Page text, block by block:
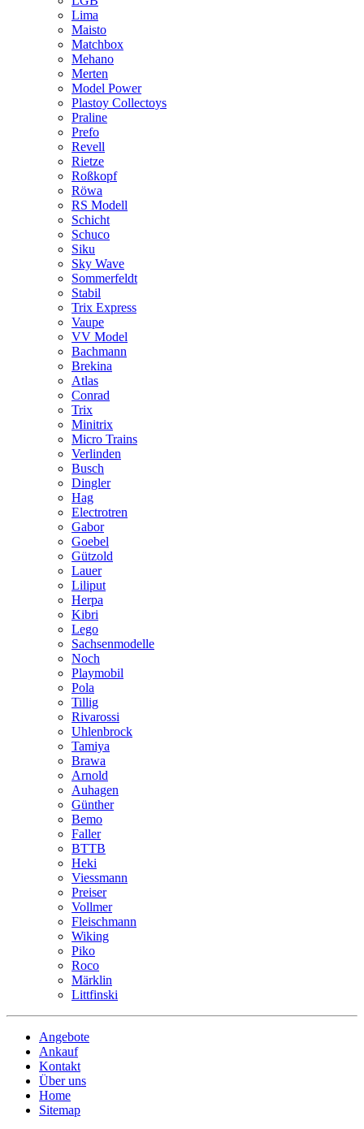
Lima
Maisto
Matchbox
Mehano
Merten
Model Power
Plastoy Collectoys
Praline
Prefo
Revell
Rietze
Roßkopf
Röwa
RS Modell
Schicht
Schuco
Siku
Sky Wave
Sommerfeldt
Stabil
Trix Express
Vaupe
VV Model
Bachmann
Brekina
Atlas
Conrad
Trix
Minitrix
Micro Trains
Verlinden
Busch
Dingler
Hag
Electrotren
Gabor
Goebel
Gützold
Lauer
Liliput
Herpa
Kibri
Lego
Sachsenmodelle
Noch
Playmobil
Pola
Tillig
Rivarossi
Uhlenbrock
Tamiya
Brawa
Arnold
Auhagen
Günther
Bemo
Faller
BTTB
Heki
Viessmann
Preiser
Vollmer
Fleischmann
Wiking
Piko
Roco
Märklin
Littfinski
Angebote
Ankauf
Kontakt
Über uns
Home
Sitemap